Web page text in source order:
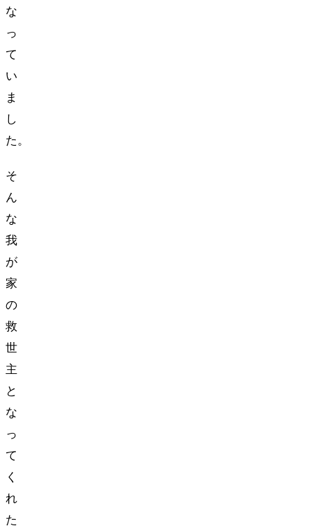
な
っ
て
い
ま
し
た。
そ
ん
な
我
が
家
の
救
世
主
と
な
っ
て
く
れ
た